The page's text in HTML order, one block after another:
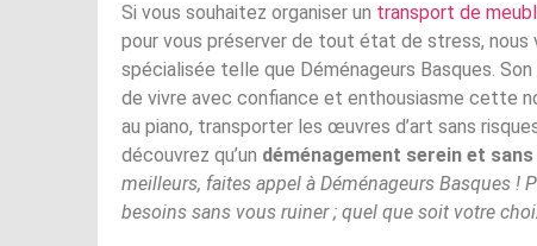
Si vous souhaitez organiser un transport de
pour vous préserver de tout état de stress,
spécialisée telle que Déménageurs Basques. Son
de vivre avec confiance et enthousiasme cette
au piano, transporter les œuvres d’art sans
découvrez qu’un déménagement serein et
meilleurs, faites appel à Déménageurs Basques
besoins sans vous ruiner ; quel que soit votre